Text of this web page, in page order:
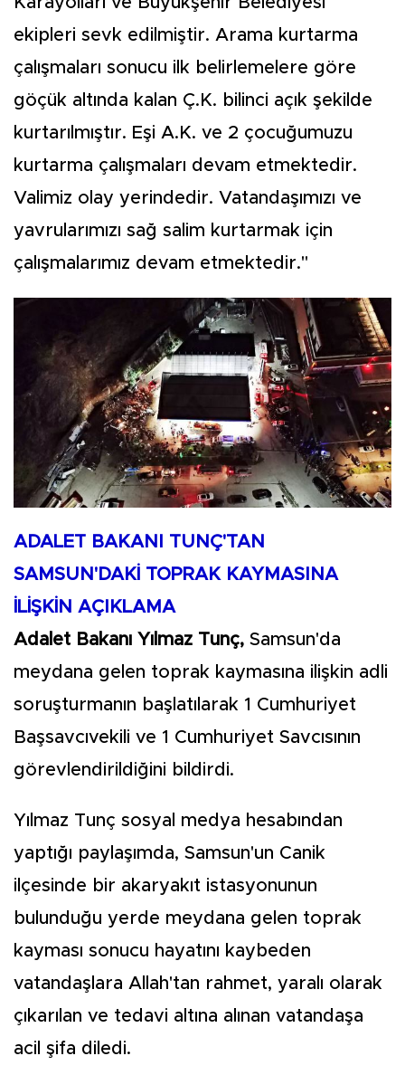
ekipleri sevk edilmiştir. Arama kurtarma
çalışmaları sonucu ilk belirlemelere göre
göçük altında kalan Ç.K. bilinci açık şekilde
kurtarılmıştır. Eşi A.K. ve 2 çocuğumuzu
kurtarma çalışmaları devam etmektedir.
Valimiz olay yerindedir. Vatandaşımızı ve
yavrularımızı sağ salim kurtarmak için
çalışmalarımız devam etmektedir."
ADALET BAKANI TUNÇ'TAN
SAMSUN'DAKİ TOPRAK KAYMASINA
İLİŞKİN AÇIKLAMA
Adalet Bakanı Yılmaz Tunç, Samsun'da
meydana gelen toprak kaymasına ilişkin adli
soruşturmanın başlatılarak 1 Cumhuriyet
Başsavcıvekili ve 1 Cumhuriyet Savcısının
görevlendirildiğini bildirdi.
Yılmaz Tunç sosyal medya hesabından
yaptığı paylaşımda, Samsun'un Canik
ilçesinde bir akaryakıt istasyonunun
bulunduğu yerde meydana gelen toprak
kayması sonucu hayatını kaybeden
vatandaşlara Allah'tan rahmet, yaralı olarak
çıkarılan ve tedavi altına alınan vatandaşa
acil şifa diledi.